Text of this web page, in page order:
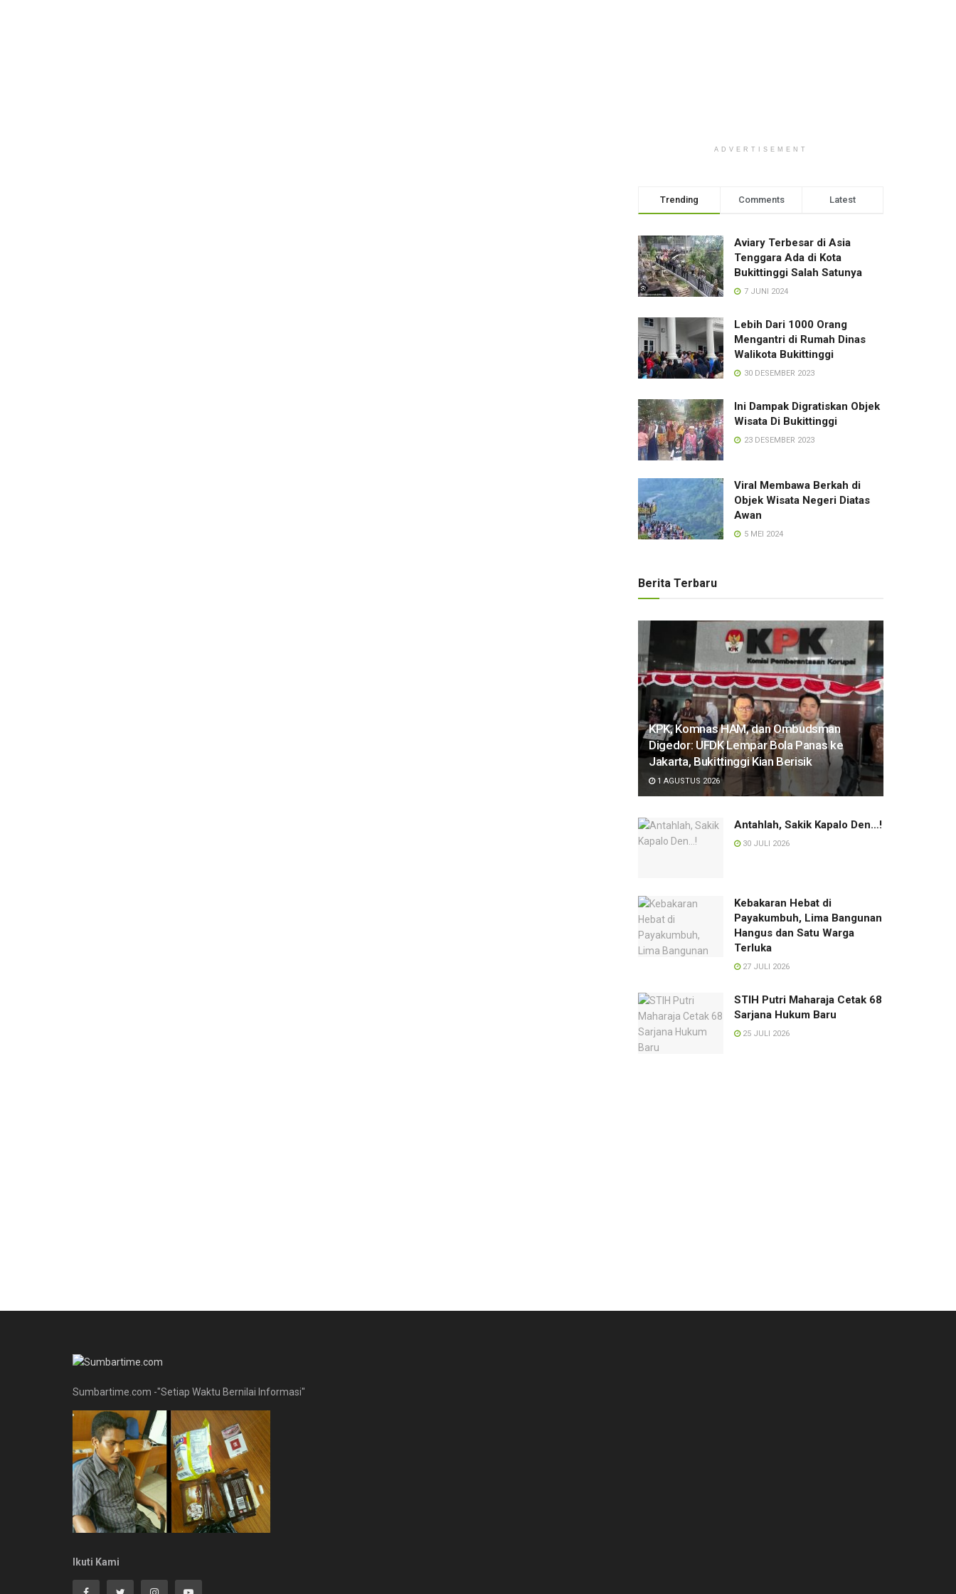
ADVERTISEMENT
Trending Comments Latest
Aviary Terbesar di Asia
Tenggara Ada di Kota
Bukittinggi Salah Satunya
7 JUNI 2024
Lebih Dari 1000 Orang
Mengantri di Rumah Dinas
Walikota Bukittinggi
30 DESEMBER 2023
Ini Dampak Digratiskan Objek
Wisata Di Bukittinggi
23 DESEMBER 2023
Viral Membawa Berkah di
Objek Wisata Negeri Diatas
Awan
5 MEI 2024
Berita Terbaru
KPK, Komnas HAM, dan Ombudsman
Digedor: UFDK Lempar Bola Panas ke
Jakarta, Bukittinggi Kian Berisik
1 AGUSTUS 2026
Antahlah, Sakik Kapalo Den…!
30 JULI 2026
Kebakaran Hebat di
Payakumbuh, Lima Bangunan
Hangus dan Satu Warga
Terluka
27 JULI 2026
STIH Putri Maharaja Cetak 68
Sarjana Hukum Baru
25 JULI 2026
Sumbartime.com -"Setiap Waktu Bernilai Informasi"
Ikuti Kami